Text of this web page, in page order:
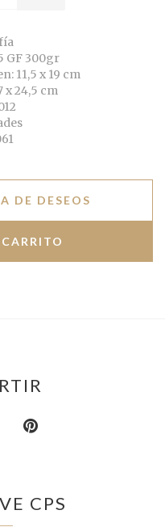
GF 300gr
11,5 x 19 cm
x 24,5 cm
DE DESEOS
CPS